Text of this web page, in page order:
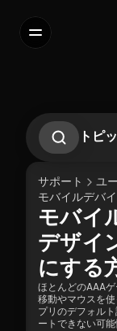
利用規約
個人情報の取り
トピ
1.3
1.4
1.5
サポート
ユ
モバイルデバ
モバイ
デザイ
にする
ほとんどのAAA
移動やマウスを
プリのデフォル
ートできない可能